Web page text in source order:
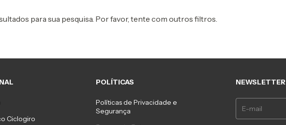
para sua pesquisa. Por favor, tente com outros filtros.
Ciclogiro
POLÍTICAS
Políticas de Privacidade e
Segurança
NEWSLETTER